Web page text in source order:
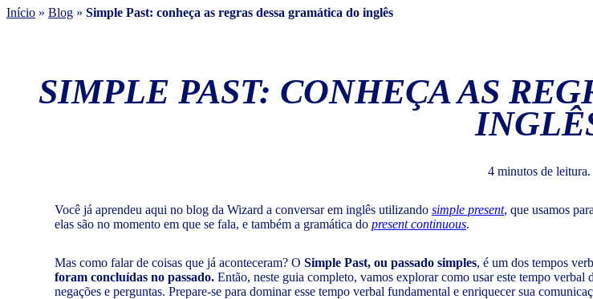
Início » Blog » Simple Past: conheça as regras dessa gramática do inglês
SIMPLE PAST: CONHEÇA AS
4 minutos de leitura.
Você já aprendeu aqui no blog da Wizard a conversar em inglês utilizando simple present, que usamos
elas são no momento em que se fala, e também a gramática do present continuous.
Mas como falar de coisas que já aconteceram? O Simple Past, ou passado simples, é um dos tempos
foram concluídas no passado. Então, neste guia completo, vamos explorar como usar este tempo
negações e perguntas. Prepare-se para dominar esse tempo verbal fundamental e enriquecer sua